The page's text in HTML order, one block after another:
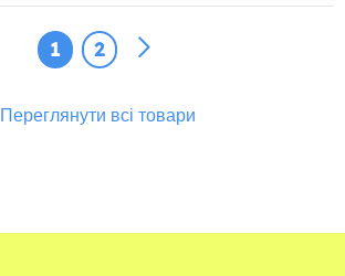
1 2
Переглянути всі товари